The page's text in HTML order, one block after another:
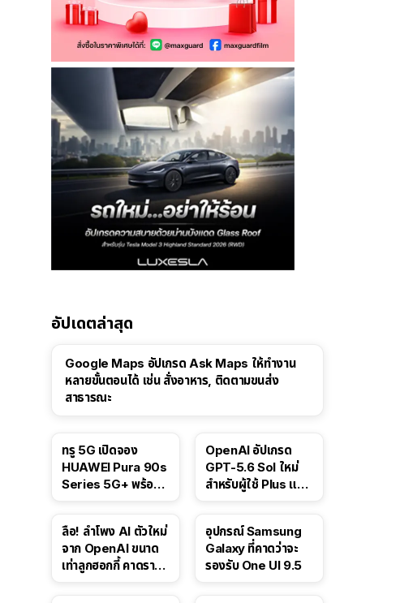
อัปเดตล่าสุด
Google Maps อัปเกรด Ask Maps ให้ทำงาน
หลายขั้นตอนได้ เช่น สั่งอาหาร, ติดตามขนส่ง
สาธารณะ
ทรู 5G เปิดจอง
HUAWEI Pura 90s
Series 5G+ พร้อม
OpenAI อัปเกรด
GPT-5.6 Sol ใหม่
สำหรับผู้ใช้ Plus และ
ลือ! ลำโพง AI ตัวใหม่
จาก OpenAI ขนาด
เท่าลูกฮอกกี้ คาดราคา
อุปกรณ์ Samsung
Galaxy ที่คาดว่าจะ
รองรับ One UI 9.5